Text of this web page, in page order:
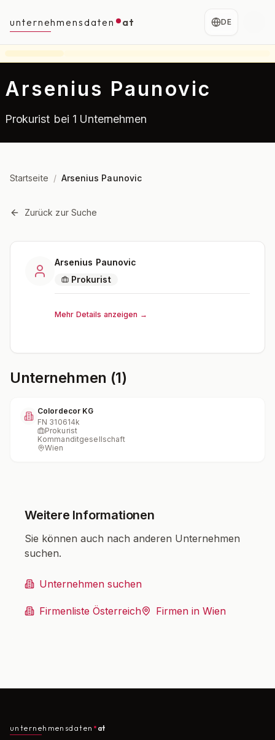
unternehmensdaten at DE
Arsenius Paunovic
Prokurist bei 1 Unternehmen
Startseite / Arsenius Paunovic
Zurück zur Suche
Arsenius Paunovic
Prokurist
Mehr Details anzeigen →
Unternehmen (1)
Colordecor KG
FN 310614k
Prokurist
Kommanditgesellschaft
Wien
Weitere Informationen
Sie können auch nach anderen Unternehmen
suchen.
Unternehmen suchen
Firmenliste Österreich Firmen in Wien
unternehmensdaten at